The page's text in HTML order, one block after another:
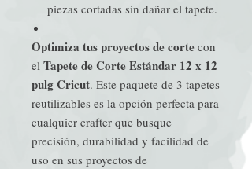
piezas cortadas sin dañar el tapete.
Optimiza tus proyectos de corte con
el Tapete de Corte Estándar 12 x 12
pulg Cricut. Este paquete de 3 tapetes
reutilizables es la opción perfecta para
cualquier crafter que busque
precisión, durabilidad y facilidad de
uso en sus proyectos de